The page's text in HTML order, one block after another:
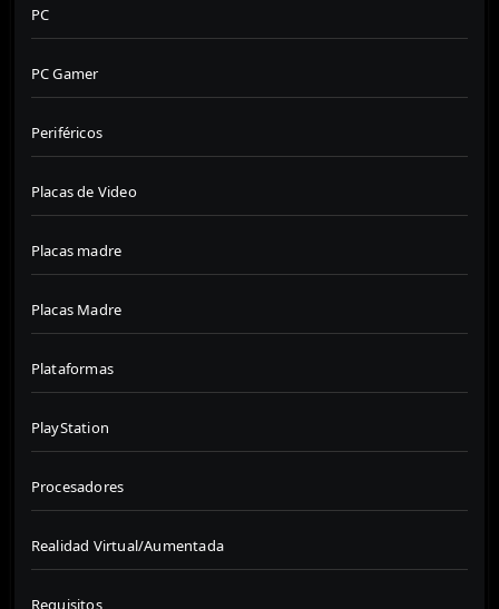
PC
PC Gamer
Periféricos
Placas de Video
Placas madre
Placas Madre
Plataformas
PlayStation
Procesadores
Realidad Virtual/Aumentada
Requisitos